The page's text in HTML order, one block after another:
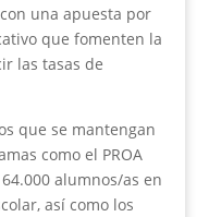
una apuesta por
que fomenten la
las tasas de
que se mantengan
como el PROA
alumnos/as en
así como los